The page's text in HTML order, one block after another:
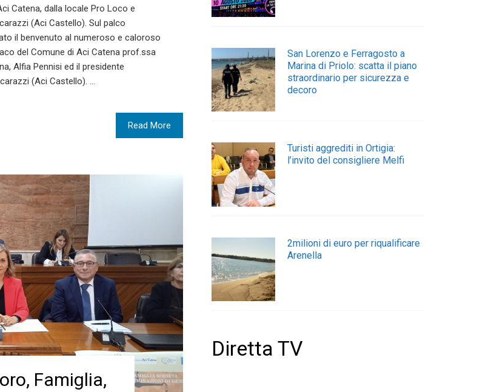
Catena, dalla locale Pro Loco e
(Aci Castello). Sul palco
il benvenuto al numeroso e caloroso
del Comune di Aci Catena prof.ssa
Alfia Pennisi ed il presidente
(Aci Castello). …
Read More
Famiglia,
San Lorenzo e Ferragosto a
Marina di Priolo: scatta il piano
straordinario per sicurezza e
decoro
Turisti aggrediti in Ortigia:
l’invito del consigliere Melfi
2milioni di euro per riqualificare
Arenella
Diretta TV